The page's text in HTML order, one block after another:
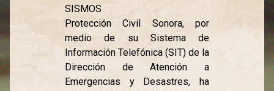
SISMOS
Protección Civil Sonora, por
medio de su Sistema de
Información Telefónica (SIT) de la
Dirección de Atención a
Emergencias y Desastres, ha